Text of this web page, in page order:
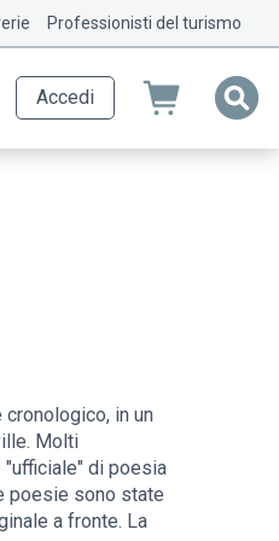
Professionisti del turismo
Accedi
in un
Molti
"ufficiale" di poesia
poesie sono state
a fronte. La